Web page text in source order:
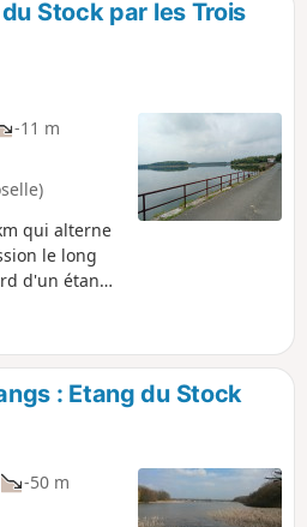
Stock par les Trois
-11 m
qui alterne
le long
d'un étang
sentiers sont
par temps
des aires de
permettant de
est
famille et ne
: Etang du Stock
-50 m